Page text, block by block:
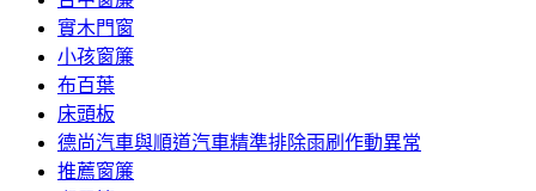
實木門窗
小孩窗簾
布百葉
床頭板
德尚汽車與順道汽車精準排除雨刷作動異常
推薦窗簾